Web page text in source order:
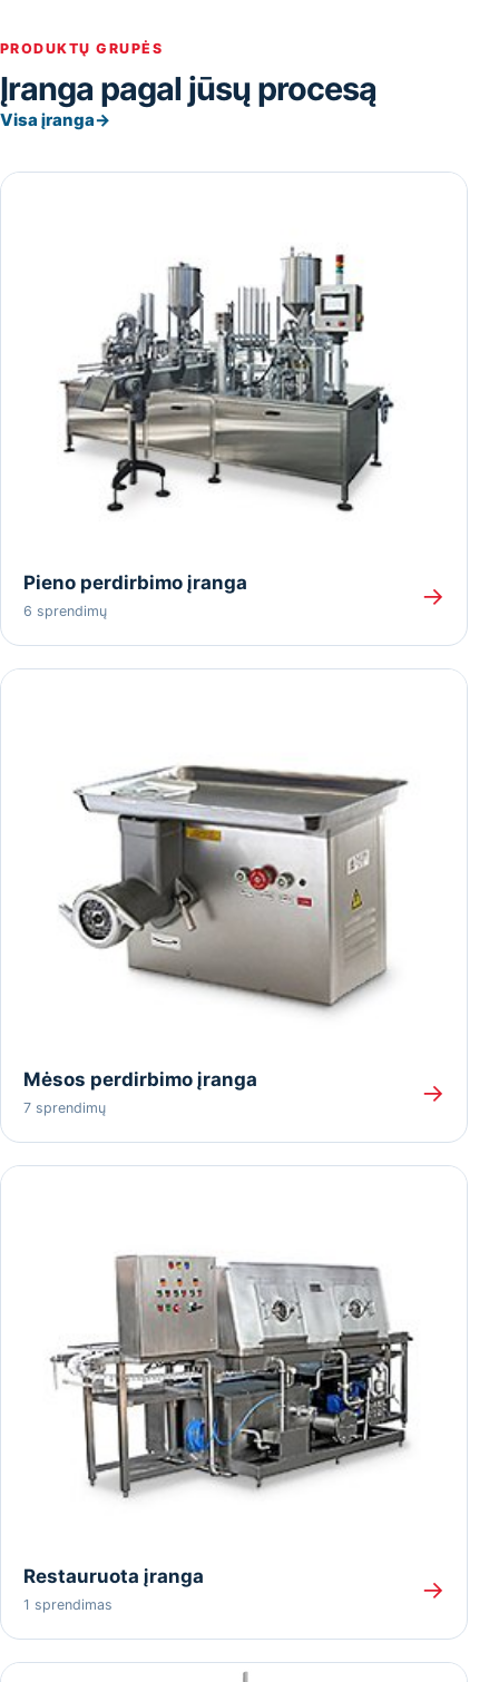
PRODUKTŲ GRUPĖS
Įranga pagal jūsų procesą
Visa įranga→
Pieno perdirbimo įranga
6 sprendimų
→
Mėsos perdirbimo įranga
7 sprendimų
→
Restauruota įranga
1 sprendimas
→